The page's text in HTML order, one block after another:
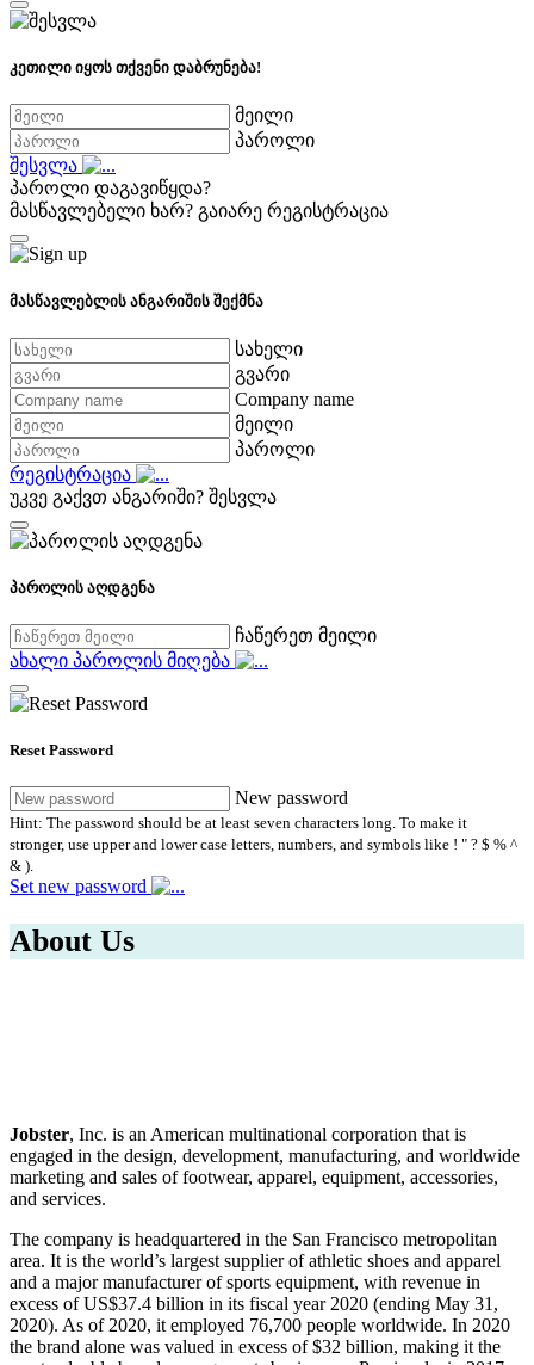
კეთილი იყოს თქვენი დაბრუნება!
მეილი
პაროლი
შესვლა
პაროლი დაგავიწყდა?
მასწავლებელი ხარ? გაიარე რეგისტრაცია
მასწავლებლის ანგარიშის შექმნა
სახელი
გვარი
Company name
მეილი
პაროლი
რეგისტრაცია
უკვე გაქვთ ანგარიში? შესვლა
პაროლის აღდგენა
ჩაწერეთ მეილი
ახალი პაროლის მიღება
Reset Password
New password
Hint: The password should be at least seven characters long. To make it
stronger, use upper and lower case letters, numbers, and symbols like ! " ? $ % ^
& ).
Set new password
About Us
Jobster, Inc. is an American multinational corporation that is
engaged in the design, development, manufacturing, and worldwide
marketing and sales of footwear, apparel, equipment, accessories,
and services.
The company is headquartered in the San Francisco metropolitan
area. It is the world’s largest supplier of athletic shoes and apparel
and a major manufacturer of sports equipment, with revenue in
excess of US$37.4 billion in its fiscal year 2020 (ending May 31,
2020). As of 2020, it employed 76,700 people worldwide. In 2020
the brand alone was valued in excess of $32 billion, making it the